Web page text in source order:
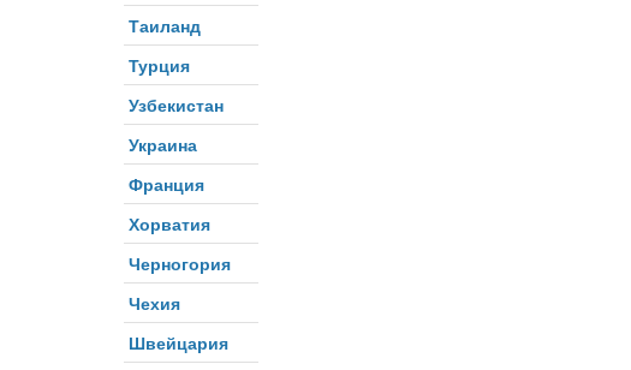
Таиланд
Турция
Узбекистан
Украина
Франция
Хорватия
Черногория
Чехия
Швейцария